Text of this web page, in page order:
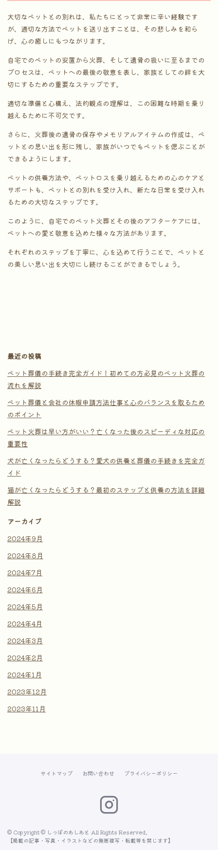
大切なペットとの別れは、私たちにとって非常に辛い経験です
が、適切な方法でペットを送り出すことは、その悲しみを和ら
げ、心の癒しにもつながります。
自宅でのペットの安置から火葬、そして遺骨の扱いに至るまでの
プロセスは、ペットへの最後の敬意を表し、家族としての絆を大
切にするための重要なステップです。
適切な準備と心構え、法的観点の理解は、この困難な時期を乗り
越えるために不可欠です。
さらに、火葬後の遺骨の保存やメモリアルアイテムの作成は、ペ
ットとの思い出を形に残し、家族がいつでもペットを偲ぶことが
できるようにします。
ペットの供養方法や、ペットロスを乗り越えるための心のケアと
サポートも、ペットとの別れを受け入れ、新たな日常を受け入れ
るための大切なステップです。
このように、自宅でのペット火葬とその後のアフターケアには、
ペットへの愛と敬意を込めた様々な方法があります。
それぞれのステップを丁寧に、心を込めて行うことで、ペットと
の美しい思い出を大切にし続けることができるでしょう。
最近の投稿
ペット葬儀の手続き完全ガイド！初めての方必見のペット火葬の
流れを解説
ペット葬儀と会社の休暇申請方法仕事と心のバランスを取るため
のポイント
ペット火葬は早い方がいい？亡くなった後のスピーディな対応の
重要性
犬が亡くなったらどうする？愛犬の供養と葬儀の手続きを完全ガ
イド
猫が亡くなったらどうする？最初のステップと供養の方法を詳細
解説
アーカイブ
2024年9月
2024年8月
2024年7月
2024年6月
2024年5月
2024年4月
2024年3月
2024年2月
2024年1月
2023年12月
2023年11月
サイトマップ お問い合わせ プライバシーポリシー
© Copyright © しっぽのあしあと All Rights Reserved.
【掲載の記事・写真・イラストなどの無断複写・転載等を禁じます】